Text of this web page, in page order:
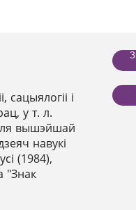
сацыялогіі і
у т. л.
вышэйшай
навукі
(1984),
"Знак